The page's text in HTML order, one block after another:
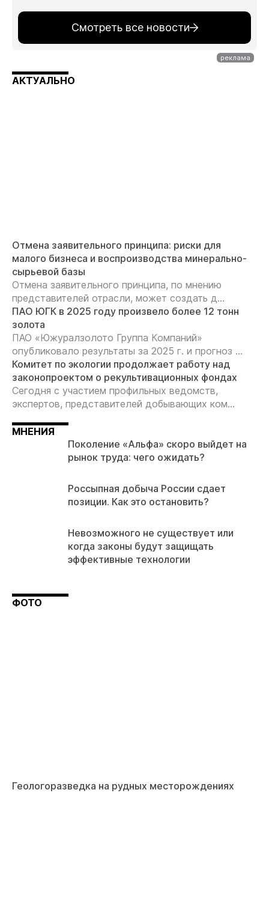
Смотреть все новости
АКТУАЛЬНО
Отмена заявительного принципа: риски для
малого бизнеса и воспроизводства минерально-
сырьевой базы
Отмена заявительного принципа, по мнению
представителей отрасли, может создать д...
ПАО ЮГК в 2025 году произвело более 12 тонн
золота
ПАО «Южуралзолото Группа Компаний»
опубликовало результаты за 2025 г. и прогноз ...
Комитет по экологии продолжает работу над
законопроектом о рекультивационных фондах
Сегодня с участием профильных ведомств,
экспертов, представителей добывающих ком...
МНЕНИЯ
Поколение «Альфа» скоро выйдет на
рынок труда: чего ожидать?
Россыпная добыча России сдает
позиции. Как это остановить?
Невозможного не существует или
когда законы будут защищать
эффективные технологии
ФОТО
Геологоразведка на рудных месторождениях